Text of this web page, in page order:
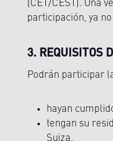
(CET/CEST). Una
participación, ya
3. REQUISITOS
Podrán participar
hayan
tengan su
Suiza,